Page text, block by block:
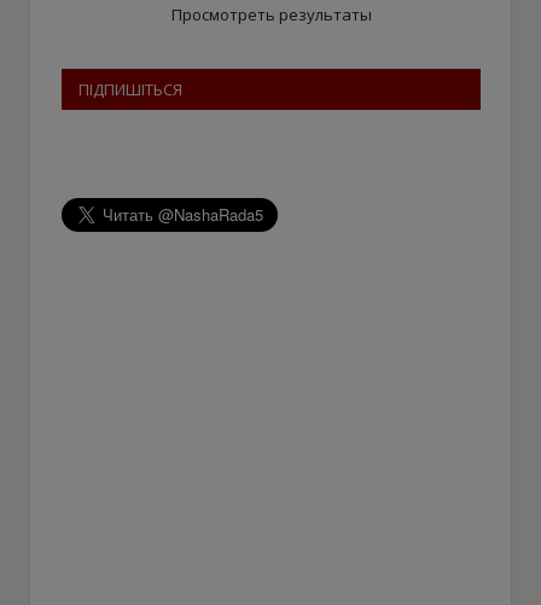
Просмотреть результаты
ПІДПИШІТЬСЯ